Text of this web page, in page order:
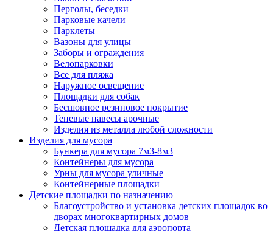
Перголы, беседки
Парковые качели
Парклеты
Вазоны для улицы
Заборы и ограждения
Велопарковки
Все для пляжа
Наружное освещение
Площадки для собак
Бесшовное резиновое покрытие
Теневые навесы арочные
Изделия из металла любой сложности
Изделия для мусора
Бункера для мусора 7м3-8м3
Контейнеры для мусора
Урны для мусора уличные
Контейнерные площадки
Детские площадки по назначению
Благоустройство и установка детских площадок во
дворах многоквартирных домов
Детская площадка для аэропорта